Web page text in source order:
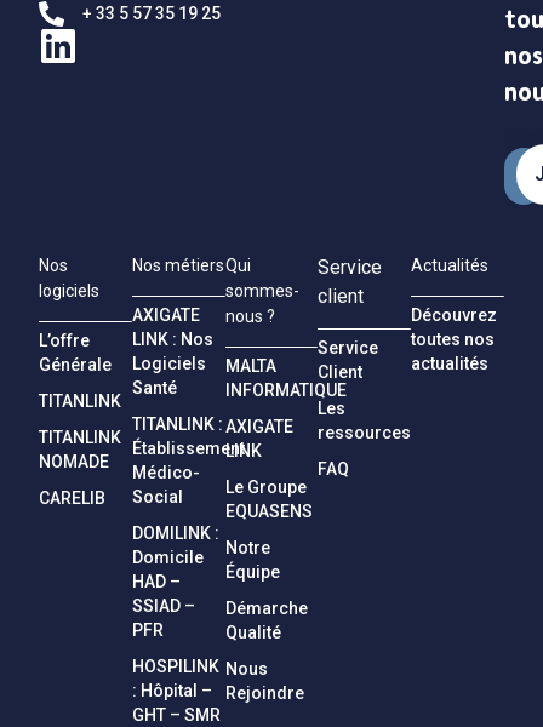
+ 33 5 57 35 19 25
nos
Nos
logiciels
L’offre
Générale
TITANLINK
TITANLINK
NOMADE
CARELIB
Nos métiers
AXIGATE
LINK : Nos
Logiciels
Santé
TITANLINK :
Établissement
Médico-
Social
DOMILINK :
Domicile
HAD –
SSIAD –
PFR
HOSPILINK
: Hôpital –
GHT – SMR
Qui
sommes-
nous ?
MALTA
INFORMATIQUE
AXIGATE
LINK
Le Groupe
EQUASENS
Notre
Équipe
Démarche
Qualité
Nous
Rejoindre
Service
client
Service
Client
Les
ressources
FAQ
Actualités
Découvrez
toutes nos
actualités